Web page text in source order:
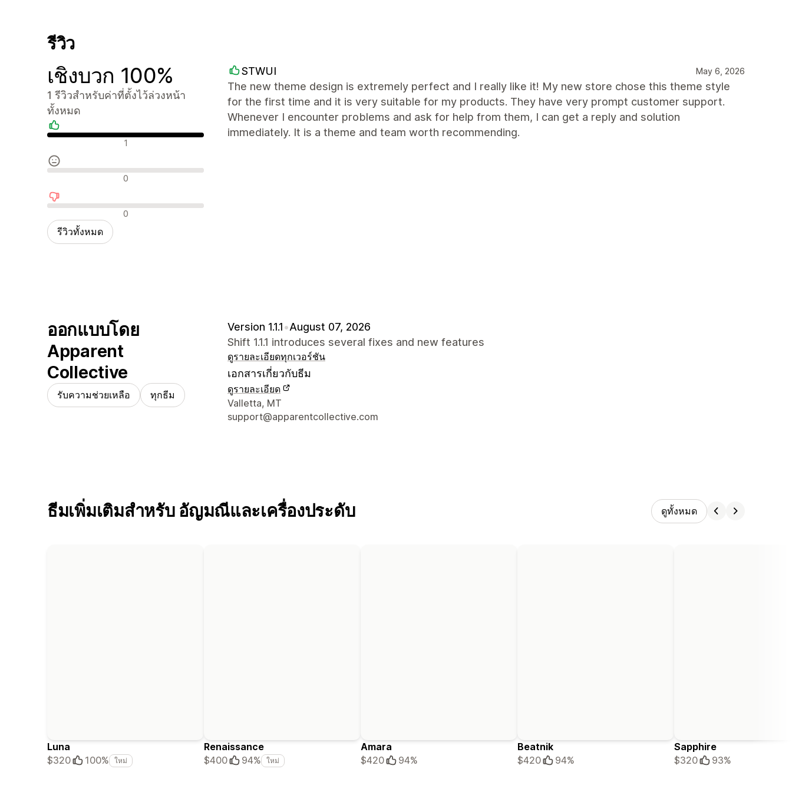
รีวิว
เชิงบวก 100%
1 รีวิวสำหรับค่าที่ตั้งไว้ล่วงหน้า
ทั้งหมด
รีวิวเชิงบวก 1
รีวิวที่เป็นกลาง 0
รีวิวเชิงลบ 0
รีวิวทั้งหมด
STWUI May 6, 2026
The new theme design is extremely perfect and I really like it! My new store chose this theme style
for the first time and it is very suitable for my products. They have very prompt customer support.
Whenever I encounter problems and ask for help from them, I can get a reply and solution
immediately. It is a theme and team worth recommending.
ออกแบบโดย
Apparent
Collective
รับความช่วยเหลือ ทุกธีม
Version 1.1.1•August 07, 2026
Shift 1.1.1 introduces several fixes and new features
ดูรายละเอียดทุกเวอร์ชัน
เอกสารเกี่ยวกับธีม
ดูรายละเอียด
รายละเอียดการติดต่อผู้ออกแบบ
Valletta, MT
support@apparentcollective.com
ธีมเพิ่มเติมสำหรับ อัญมณีและเครื่องประดับ ดูทั้งหมด
Luna
$320
100% ใหม่
Renaissance
$400
94% ใหม่
Amara
$420
94%
Beatnik
$420
94%
Sapphire
$320
93%